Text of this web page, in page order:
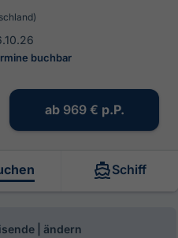
buchbar
ab 969 € p.P.
Schiff
| ändern